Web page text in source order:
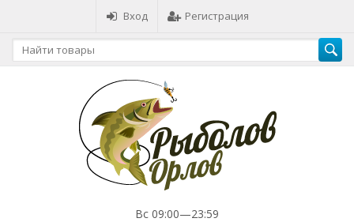
Вход Регистрация
Вс 09:00—23:59